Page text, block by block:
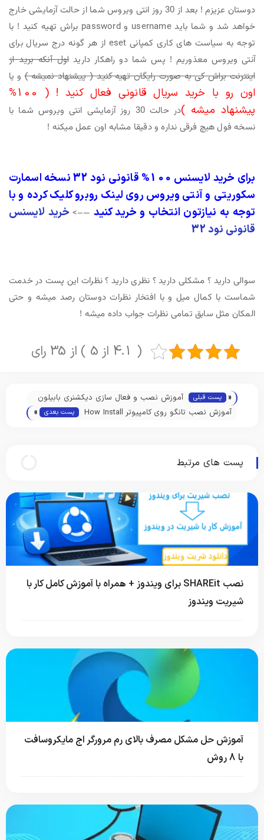
دوستان عزیزم ! بعد از 30 روز انتی ویروس شما از حالت آزمایشی خارج
خواهد شد و شما باید username و password براش تهیه کنید ! با
توجه به سیاست های کاری کمپانی eset از هر گونه درج سریال برای
آنتی ویروس معذوریم ! پس شما دو راهکار داریداول آنکه برید از
اینترنت براش کی به صورت رایگان تهیه کنید ( پیشنهاد نمیشه )و یا
اون رو با خرید سریال قانونی فعال کنید ! ( 100%
پیشنهاد میشه )
در حالت 30 روز آزمایشی انتی ویروس شما با
نسخه فول هیچ فرقی نداره و دقیقا مشابه اون عمل میکنه !
برای خرید لایسنس 100% قانونی نود 32 نسخه اسمارت
سکوریتی و آنتی ویروس روی لینک روبرو کلیک کرده و با
توجه به نیازتون انتخاب و خرید کنید—–>خرید لایسنس
قانونی نود 32
سوالی دارید ؟ مشکلی دارید ؟ نظری دارید ؟ نظرات این پست در خدمت
شماست با کمال میل و با افتخار نظرات دوستان رصد میشه و حتی
المکان مثل سابق تمامی نظرات جواب داده میشه !
( 4.1 از 5 ) از 35 رای
« پست قبلی
آموزش نصب و فعال سازی دیکشنری بابیلون
Install Babylon dictionary
آموزش نصب تانگو روی کامپیوتر How Install
پست بعدی »
پست های مرتبط
نصب SHAREit برای ویندوز + همراه با آموزش کامل کار با
شیریت ویندوز
آموزش حل مشکل مصرف بالای رم مرورگر اج مایکروسافت
با 8 روش